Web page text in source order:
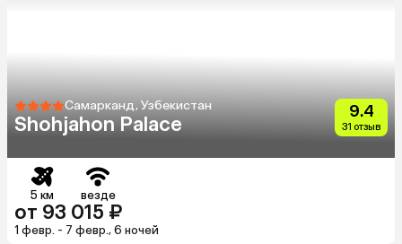
Самарканд, Узбекистан
Shohjahon Palace
9.4
31 отзыв
5 км везде
от 93 015 ₽
1 февр. - 7 февр., 6 ночей